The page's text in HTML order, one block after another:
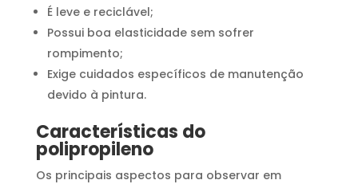
É leve e reciclável;
Possui boa elasticidade sem sofrer
rompimento;
Exige cuidados específicos de manutenção
devido à pintura.
Características do
polipropileno
Os principais aspectos para observar em